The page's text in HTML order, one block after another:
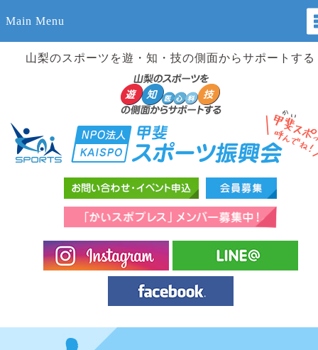
Main Menu
山梨のスポーツを遊・知・技の側面からサポートする